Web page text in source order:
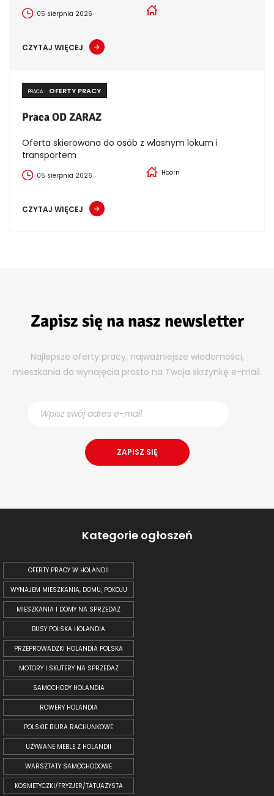
05 sierpnia 2026
CZYTAJ WIĘCEJ
PRACA OFERTY PRACY
Praca OD ZARAZ
Oferta skierowana do osób z własnym lokum i
transportem
05 sierpnia 2026 Hoorn
CZYTAJ WIĘCEJ
Zapisz się na nasz newsletter
Najlepsze oferty pracy, najważniejsze wiadomości,
mieszkania do wynajęcia prosto na Twoja skrzynkę e-mail.
Kategorie ogłoszeń
OFERTY PRACY W HOLANDII
WYNAJEM MIESZKANIA, DOMU, POKOJU
MIESZKANIA I DOMY NA SPRZEDAŻ
BUSY POLSKA HOLANDIA
PRZEPROWADZKI HOLANDIA POLSKA
MOTORY I SKUTERY NA SPRZEDAŻ
SAMOCHODY HOLANDIA
ROWERY HOLANDIA
POLSKIE BIURA RACHUNKOWE
UŻYWANE MEBLE Z HOLANDII
WARSZTATY SAMOCHODOWE
KOSMETYCZKI/FRYZJER/TATUAŻYSTA